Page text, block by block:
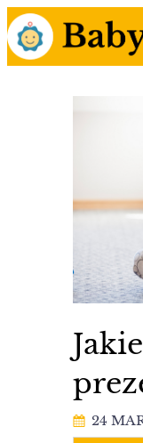
Przejdź
do
treści
24